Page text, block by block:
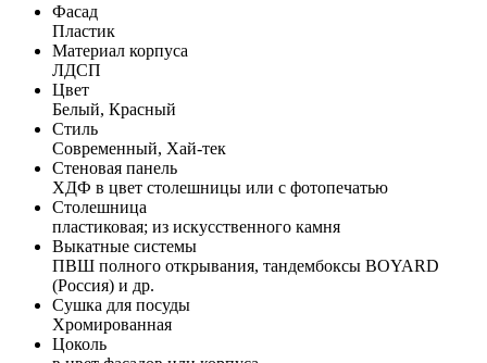
Фасад
Пластик
Материал корпуса
ЛДСП
Цвет
Белый, Красный
Стиль
Современный, Хай-тек
Стеновая панель
ХДФ в цвет столешницы или с фотопечатью
Столешница
пластиковая; из искусственного камня
Выкатные системы
ПВШ полного открывания, тандембоксы BOYARD
(Россия) и др.
Сушка для посуды
Хромированная
Цоколь